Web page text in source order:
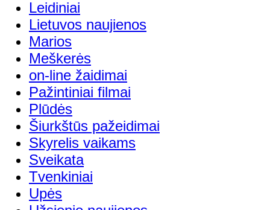
Leidiniai
Lietuvos naujienos
Marios
Meškerės
on-line žaidimai
Pažintiniai filmai
Plūdės
Šiurkštūs pažeidimai
Skyrelis vaikams
Sveikata
Tvenkiniai
Upės